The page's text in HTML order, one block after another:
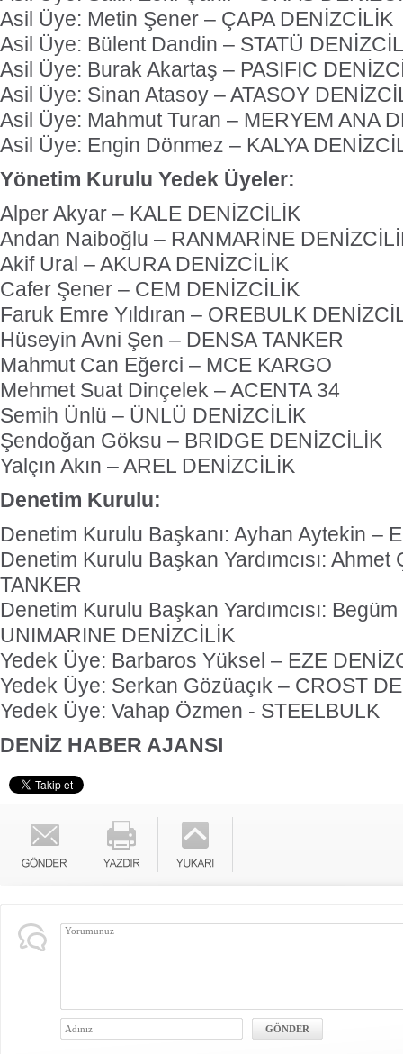
Asil Üye: Metin Şener – ÇAPA DENİZCİLİK
Asil Üye: Bülent Dandin – STATÜ
Asil Üye: Burak Akartaş – PASIFIC
Asil Üye: Sinan Atasoy – ATASOY
Asil Üye: Mahmut Turan – MERYEM ANA
Asil Üye: Engin Dönmez – KALYA
Yönetim Kurulu Yedek Üyeler:
Alper Akyar – KALE DENİZCİLİK
Andan Naiboğlu – RANMARİNE
Akif Ural – AKURA DENİZCİLİK
Cafer Şener – CEM DENİZCİLİK
Faruk Emre Yıldıran – OREBULK
Hüseyin Avni Şen – DENSA TANKER
Mahmut Can Eğerci – MCE KARGO
Mehmet Suat Dinçelek – ACENTA 34
Semih Ünlü – ÜNLÜ DENİZCİLİK
Şendoğan Göksu – BRIDGE DENİZCİLİK
Yalçın Akın – AREL DENİZCİLİK
Denetim Kurulu:
Denetim Kurulu Başkanı: Ayhan Aytekin –
Denetim Kurulu Başkan Yardımcısı: Ahmet
TANKER
Denetim Kurulu Başkan Yardımcısı:
UNIMARINE DENİZCİLİK
Yedek Üye: Barbaros Yüksel – EZE
Yedek Üye: Serkan Gözüaçık – CROST
Yedek Üye: Vahap Özmen - STEELBULK
DENİZ HABER AJANSI